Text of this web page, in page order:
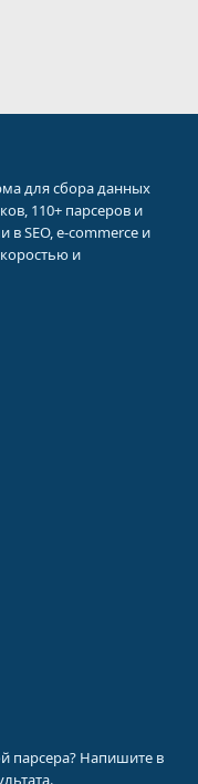
для сбора данных
110+ парсеров и
в SEO, e-commerce и
и
парсера? Напишите в